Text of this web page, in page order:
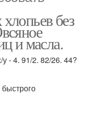
без
и масла.
- 4. 91/2. 82/26. 44?